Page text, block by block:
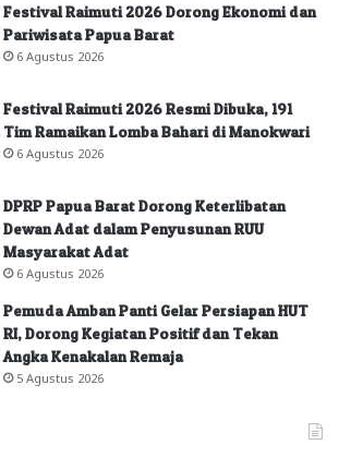
Festival Raimuti 2026 Dorong Ekonomi dan
Pariwisata Papua Barat
6 Agustus 2026
Festival Raimuti 2026 Resmi Dibuka, 191
Tim Ramaikan Lomba Bahari di Manokwari
6 Agustus 2026
DPRP Papua Barat Dorong Keterlibatan
Dewan Adat dalam Penyusunan RUU
Masyarakat Adat
6 Agustus 2026
Pemuda Amban Panti Gelar Persiapan HUT
RI, Dorong Kegiatan Positif dan Tekan
Angka Kenakalan Remaja
5 Agustus 2026